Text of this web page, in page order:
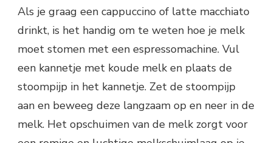
Als je graag een cappuccino of latte macchiato
drinkt, is het handig om te weten hoe je melk
moet stomen met een espressomachine. Vul
een kannetje met koude melk en plaats de
stoompijp in het kannetje. Zet de stoompijp
aan en beweeg deze langzaam op en neer in de
melk. Het opschuimen van de melk zorgt voor